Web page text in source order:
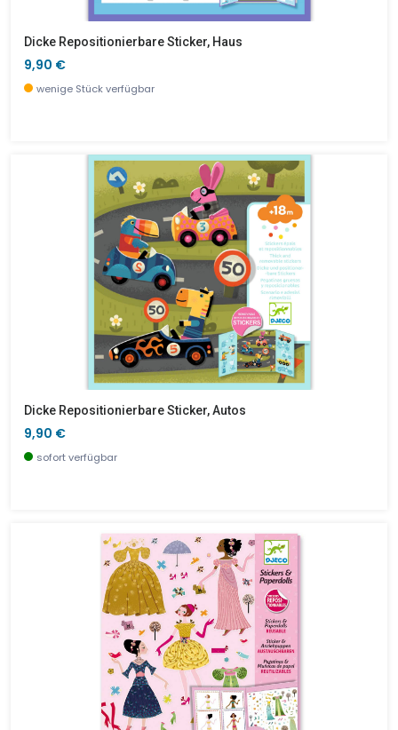
Dicke Repositionierbare Sticker, Haus
9,90 €
wenige Stück verfügbar
Dicke Repositionierbare Sticker, Autos
9,90 €
sofort verfügbar